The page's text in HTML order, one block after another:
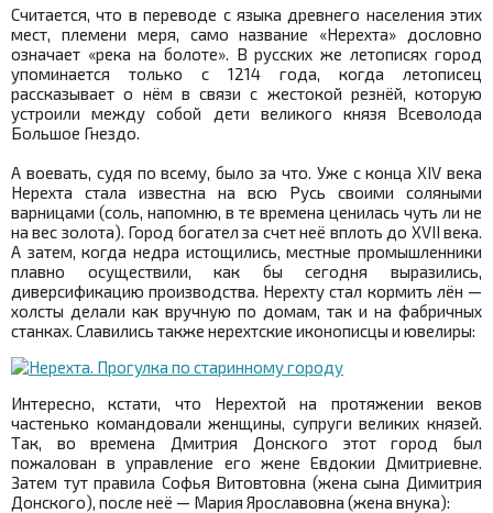
Считается, что в переводе с языка древнего населения этих
мест, племени меря, само название «Нерехта» дословно
означает «река на болоте». В русских же летописях город
упоминается только с 1214 года, когда летописец
рассказывает о нём в связи с жестокой резнёй, которую
устроили между собой дети великого князя Всеволода
Большое Гнездо.
А воевать, судя по всему, было за что. Уже с конца XIV века
Нерехта стала известна на всю Русь своими соляными
варницами (соль, напомню, в те времена ценилась чуть ли не
на вес золота). Город богател за счет неё вплоть до XVII века.
А затем, когда недра истощились, местные промышленники
плавно осуществили, как бы сегодня выразились,
диверсификацию производства. Нерехту стал кормить лён —
холсты делали как вручную по домам, так и на фабричных
станках. Славились также нерехтские иконописцы и ювелиры:
Интересно, кстати, что Нерехтой на протяжении веков
частенько командовали женщины, супруги великих князей.
Так, во времена Дмитрия Донского этот город был
пожалован в управление его жене Евдокии Дмитриевне.
Затем тут правила Софья Витовтовна (жена сына Димитрия
Донского), после неё — Мария Ярославовна (жена внука):